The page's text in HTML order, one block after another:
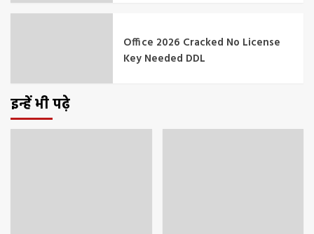
Office 2026 Cracked No License
Key Needed DDL
इन्हें भी पढ़े